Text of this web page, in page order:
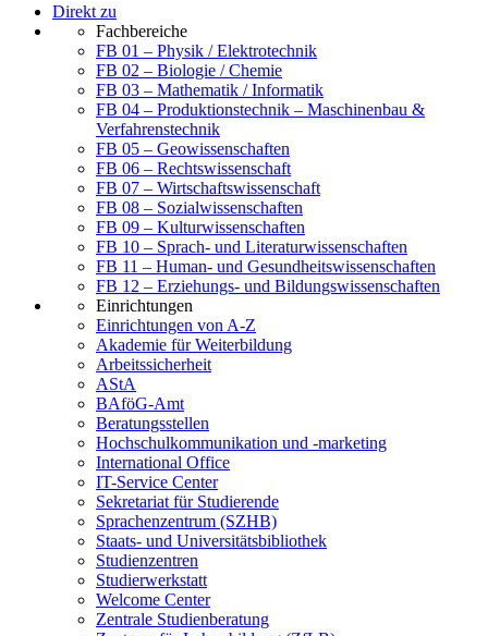
Direkt zu
Fachbereiche
FB 01 – Physik / Elektrotechnik
FB 02 – Biologie / Chemie
FB 03 – Mathematik / Informatik
FB 04 – Produktionstechnik – Maschinenbau &
Verfahrenstechnik
FB 05 – Geowissenschaften
FB 06 – Rechtswissenschaft
FB 07 – Wirtschaftswissenschaft
FB 08 – Sozialwissenschaften
FB 09 – Kulturwissenschaften
FB 10 – Sprach- und Literaturwissenschaften
FB 11 – Human- und Gesundheitswissenschaften
FB 12 – Erziehungs- und Bildungswissenschaften
Einrichtungen
Einrichtungen von A-Z
Akademie für Weiterbildung
Arbeitssicherheit
AStA
BAföG-Amt
Beratungsstellen
Hochschulkommunikation und -marketing
International Office
IT-Service Center
Sekretariat für Studierende
Sprachenzentrum (SZHB)
Staats- und Universitätsbibliothek
Studienzentren
Studierwerkstatt
Welcome Center
Zentrale Studienberatung